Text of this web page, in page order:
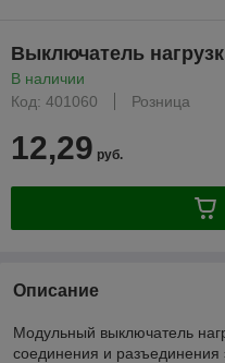
Выключатель
В наличии
Код: 401060
Розница
12,29 руб.
Описание
Модульный выключатель
соединения и разъединения